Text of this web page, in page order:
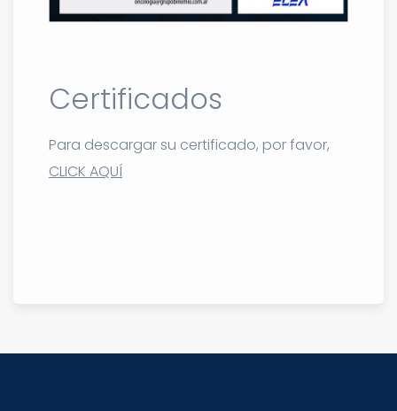
Certificados
Para descargar su certificado, por favor,
CLICK AQUÍ